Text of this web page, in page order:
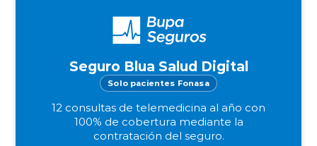
Seguro Blua Salud Digital
Solo pacientes Fonasa
12 consultas de telemedicina al año con
100% de cobertura mediante la
contratación del seguro.